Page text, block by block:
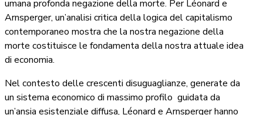
umana profonda negazione della morte. Per Léonard e
Arnsperger, un’analisi critica della logica del capitalismo
contemporaneo mostra che la nostra negazione della
morte costituisce le fondamenta della nostra attuale idea
di economia.
Nel contesto delle crescenti disuguaglianze, generate da
un sistema economico di massimo profilo guidata da
un’ansia esistenziale diffusa, Léonard e Arnsperger hanno